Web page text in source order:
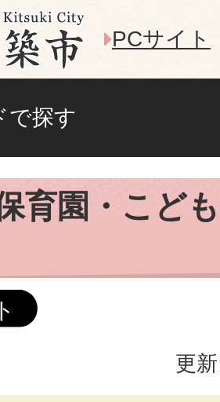
PCサイト
で探す
育園・こど
更